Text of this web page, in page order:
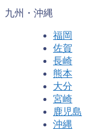
九州・沖縄
福岡
佐賀
長崎
熊本
大分
宮崎
鹿児島
沖縄